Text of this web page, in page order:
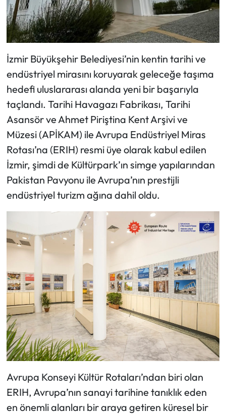
İzmir Büyükşehir Belediyesi’nin kentin tarihi ve
endüstriyel mirasını koruyarak geleceğe taşıma
hedefi uluslararası alanda yeni bir başarıyla
taçlandı. Tarihi Havagazı Fabrikası, Tarihi
Asansör ve Ahmet Piriştina Kent Arşivi ve
Müzesi (APİKAM) ile Avrupa Endüstriyel Miras
Rotası’na (ERIH) resmi üye olarak kabul edilen
İzmir, şimdi de Kültürpark’ın simge yapılarından
Pakistan Pavyonu ile Avrupa’nın prestijli
endüstriyel turizm ağına dahil oldu.
Avrupa Konseyi Kültür Rotaları’ndan biri olan
ERIH, Avrupa’nın sanayi tarihine tanıklık eden
en önemli alanları bir araya getiren küresel bir